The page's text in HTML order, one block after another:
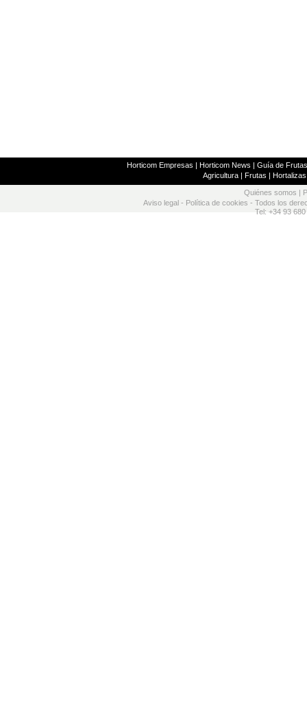
Horticom Empresas | Horticom News | Guía de
Agricultura| Frutas | Hortalizas
Quiénes somos
Aviso legal - Política de cookies - Todos los
Tel: +34 93